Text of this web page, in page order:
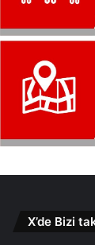
X’de Bizi